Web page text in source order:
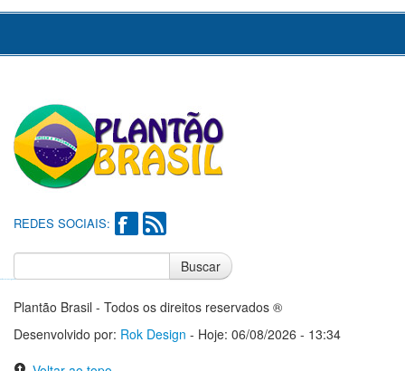
REDES SOCIAIS:
Buscar
Plantão Brasil - Todos os direitos reservados ®
Desenvolvido por: Rok Design - Hoje: 06/08/2026 - 13:34